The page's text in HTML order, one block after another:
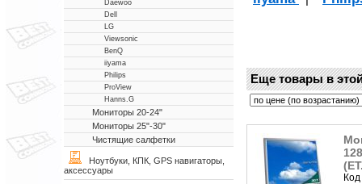
Daewoo
Dell
LG
Viewsonic
BenQ
iiyama
Philips
ProView
Hanns.G
Мониторы 20-24"
Мониторы 25"-30"
Чистящие салфетки
Ноутбуки, КПК, GPS навигаторы,
аксессуары
Еще товары в